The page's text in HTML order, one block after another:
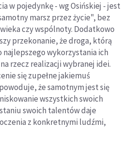
w pojedynkę - wg Osińskiej - jest
marsz przez życie", bez
czy wspólnoty. Dodatkowo
przekonanie, że droga, którą
wykorzystania ich
rzecz realizacji wybranej idei.
się zupełne jakiemuś
że samotnym jest się
wszystkich swoich
swoich talentów daje
z konkretnymi ludźmi,